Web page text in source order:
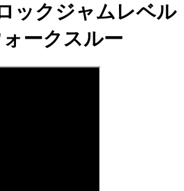
ックジャムレベル
ォークスルー